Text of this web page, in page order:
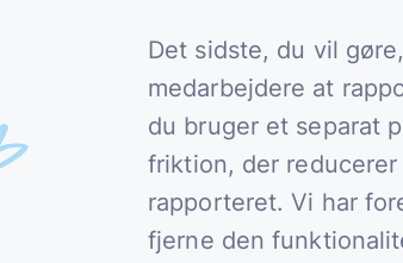
Det sidste, du vil
medarbejdere at
du bruger et separat
friktion, der
rapporteret. Vi har
fjerne den